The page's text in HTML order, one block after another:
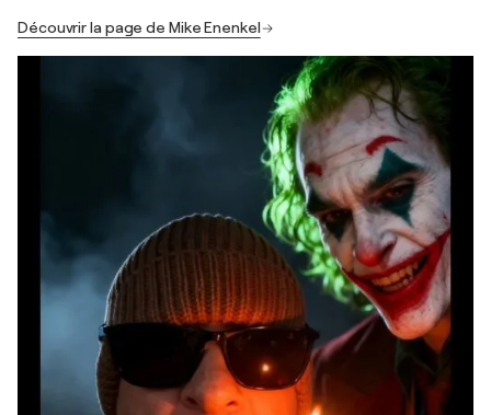
Découvrir la page de Mike Enenkel